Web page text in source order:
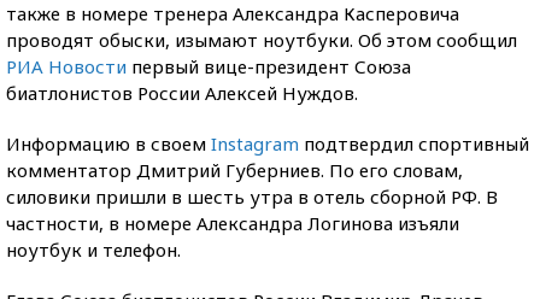
также в номере тренера Александра Касперовича
проводят обыски, изымают ноутбуки. Об этом сообщил
РИА Новости первый вице-президент Союза
биатлонистов России Алексей Нуждов.
Информацию в своем Instagram подтвердил спортивный
комментатор Дмитрий Губерниев. По его словам,
силовики пришли в шесть утра в отель сборной РФ. В
частности, в номере Александра Логинова изъяли
ноутбук и телефон.